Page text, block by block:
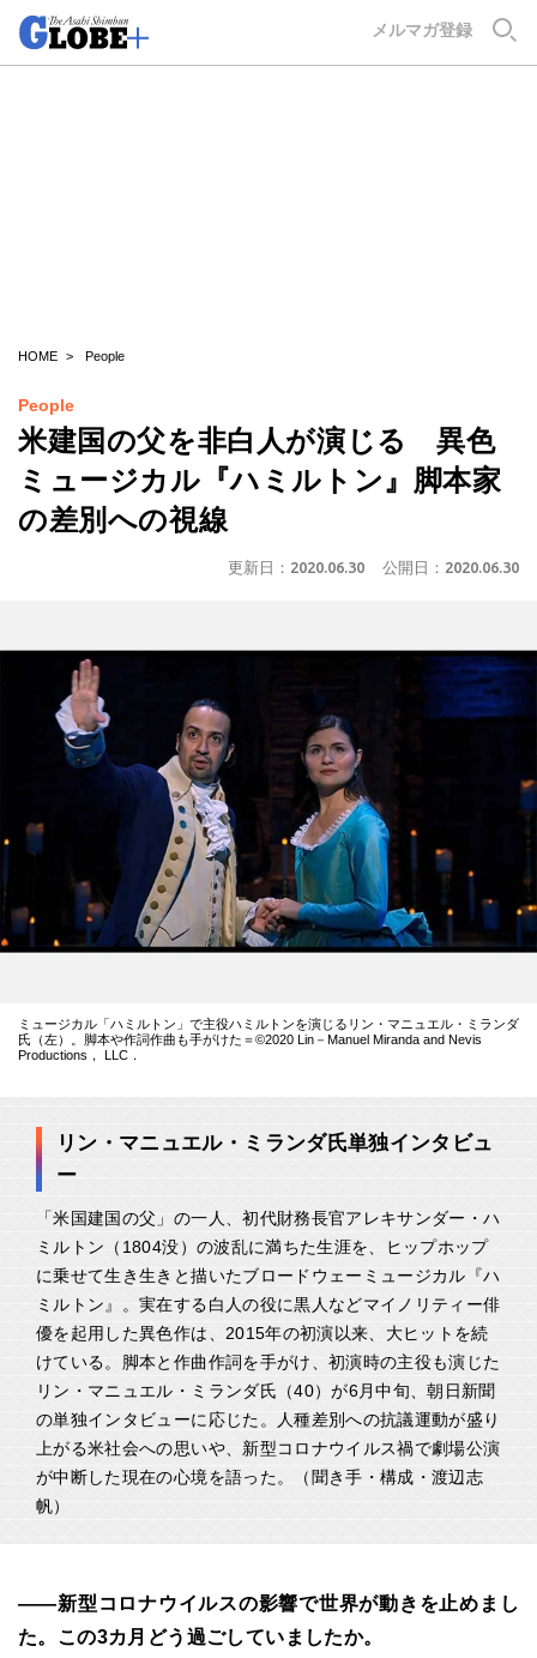
メルマガ登録
HOME People
People
米建国の父を非白人が演じる 異色
ミュージカル『ハミルトン』脚本家
の差別への視線
更新日： 2020.06.30 公開日： 2020.06.30
ミュージカル「ハミルトン」で主役ハミルトンを演じるリン・マニュエル・ミランダ
氏（左）。脚本や作詞作曲も手がけた＝©2020 Lin－Manuel Miranda and Nevis
Productions， LLC．
リン・マニュエル・ミランダ氏単独インタビュ
ー
「米国建国の父」の一人、初代財務長官アレキサンダー・ハ
ミルトン（1804没）の波乱に満ちた生涯を、ヒップホップ
に乗せて生き生きと描いたブロードウェーミュージカル『ハ
ミルトン』。実在する白人の役に黒人などマイノリティー俳
優を起用した異色作は、2015年の初演以来、大ヒットを続
けている。脚本と作曲作詞を手がけ、初演時の主役も演じた
リン・マニュエル・ミランダ氏（40）が6月中旬、朝日新聞
の単独インタビューに応じた。人種差別への抗議運動が盛り
上がる米社会への思いや、新型コロナウイルス禍で劇場公演
が中断した現在の心境を語った。（聞き手・構成・渡辺志
帆）
――新型コロナウイルスの影響で世界が動きを止めまし
た。この3カ月どう過ごしていましたか。